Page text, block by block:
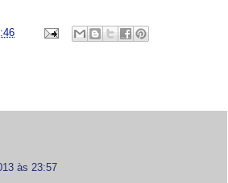
às 23:57